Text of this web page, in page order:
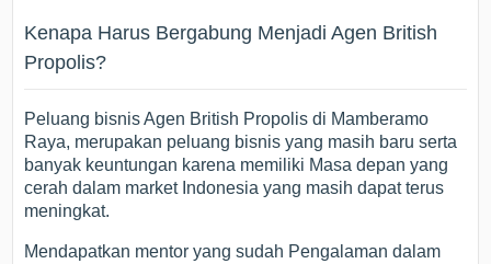
Kenapa Harus Bergabung Menjadi Agen British
Propolis?
Peluang bisnis Agen British Propolis di Mamberamo
Raya, merupakan peluang bisnis yang masih baru serta
banyak keuntungan karena memiliki Masa depan yang
cerah dalam market Indonesia yang masih dapat terus
meningkat.
Mendapatkan mentor yang sudah Pengalaman dalam